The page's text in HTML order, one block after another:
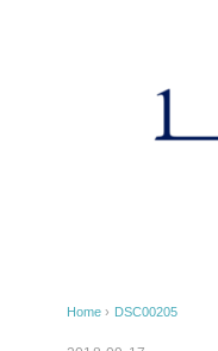
Home › DSC00205